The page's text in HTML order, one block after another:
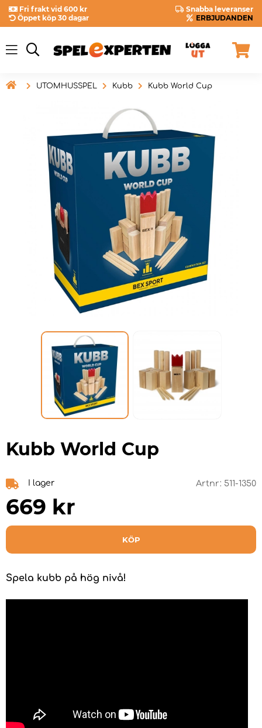
Fri frakt vid 600 kr
Snabba leveranser
Öppet köp 30 dagar
ERBJUDANDEN
 UTOMHUSSPEL Kubb Kubb World Cup
Kubb World Cup
I lager Artnr: 511-1350
669 kr
KÖP
Spela kubb på hög nivå!